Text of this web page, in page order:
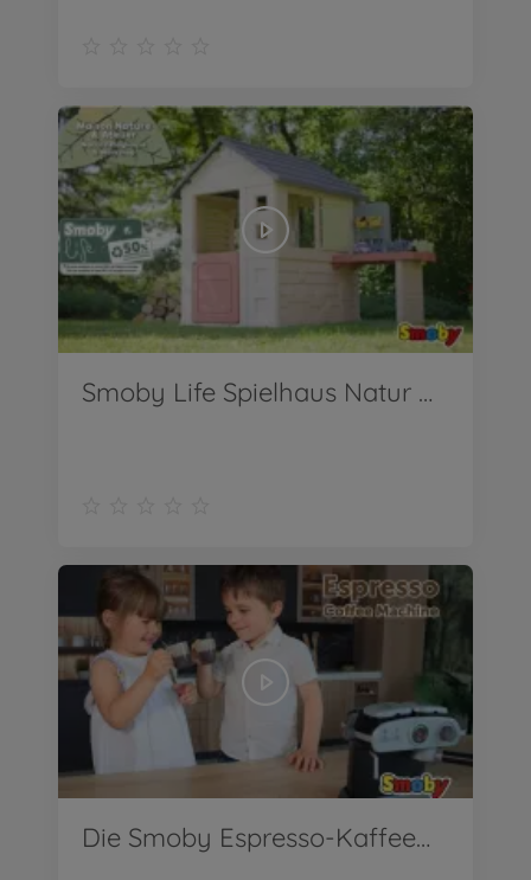
Smoby Life Spielhaus Natur mit Werkstatt
Die Smoby Espresso-Kaffeemaschine bietet großen Spielspaß für kleine Baristas.